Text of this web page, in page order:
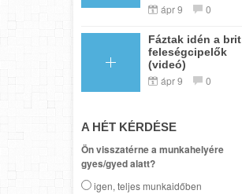
ápr 9 0
Fáztak idén a brit
feleségcipelők
(videó)
ápr 9 0
A HÉT KÉRDÉSE
Ön visszatérne a munkahelyére
gyes/gyed alatt?
igen, teljes munkaidőben